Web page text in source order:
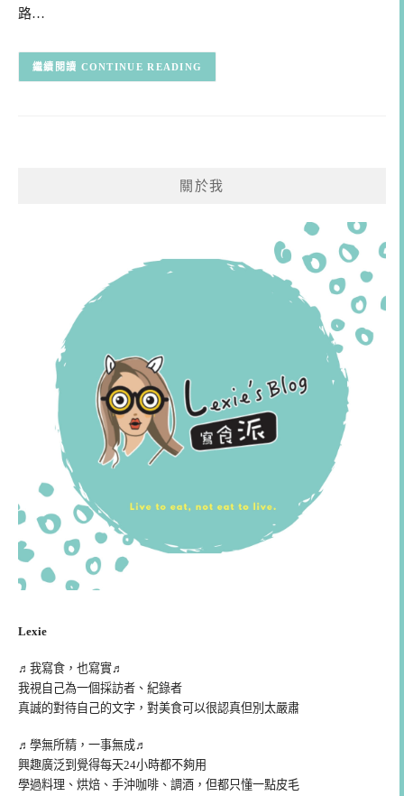
路…
CONTINUE READING
關於我
Lexie
♬我寫食，也寫實♬
我視自己為一個採訪者、紀錄者
真誠的對待自己的文字，對美食可以很認真但別太嚴肅
♬學無所精，一事無成♬
興趣廣泛到覺得每天24小時都不夠用
學過料理、烘焙、手沖咖啡、調酒，但都只懂一點皮毛